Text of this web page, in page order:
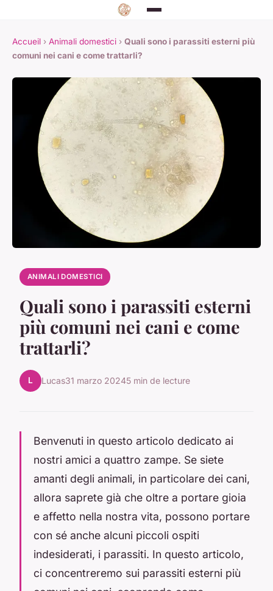
Accueil › Animali domestici › Quali sono i parassiti esterni più
comuni nei cani e come trattarli?
ANIMALI DOMESTICI
Quali sono i parassiti esterni
più comuni nei cani e come
trattarli?
L Lucas31 marzo 20245 min de lecture
Benvenuti in questo articolo dedicato ai
nostri amici a quattro zampe. Se siete
amanti degli animali, in particolare dei cani,
allora saprete già che oltre a portare gioia
e affetto nella nostra vita, possono portare
con sé anche alcuni piccoli ospiti
indesiderati, i parassiti. In questo articolo,
ci concentreremo sui parassiti esterni più